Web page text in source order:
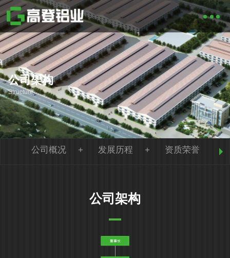
公司架构
Structure
公司概况 发展历程 资质荣誉
公司架构